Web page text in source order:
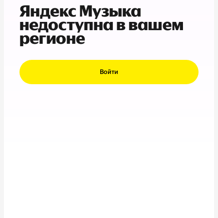
Яндекс Музыка
недоступна в вашем
регионе
Войти